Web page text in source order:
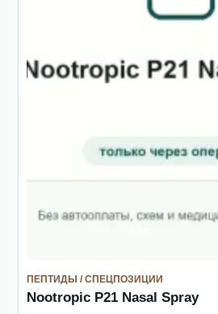
ПЕПТИДЫ / СПЕЦПОЗИЦИИ
Nootropic P21 Nasal Spray